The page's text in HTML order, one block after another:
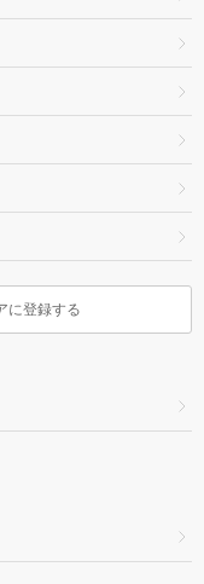
に登録する